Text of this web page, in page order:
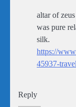
altar of
was pure
silk.
https://
45937-
Reply